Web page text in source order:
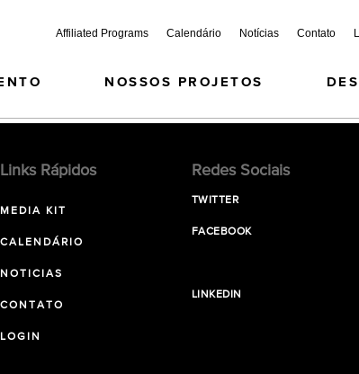
Affiliated Programs Calendário Notícias Contato
NOSSOS PROJETOS
Links Rápidos
MEDIA KIT
CALENDÁRIO
NOTICIAS
CONTATO
LOGIN
Redes Sociais
TWITTER
FACEBOOK
LINKEDIN